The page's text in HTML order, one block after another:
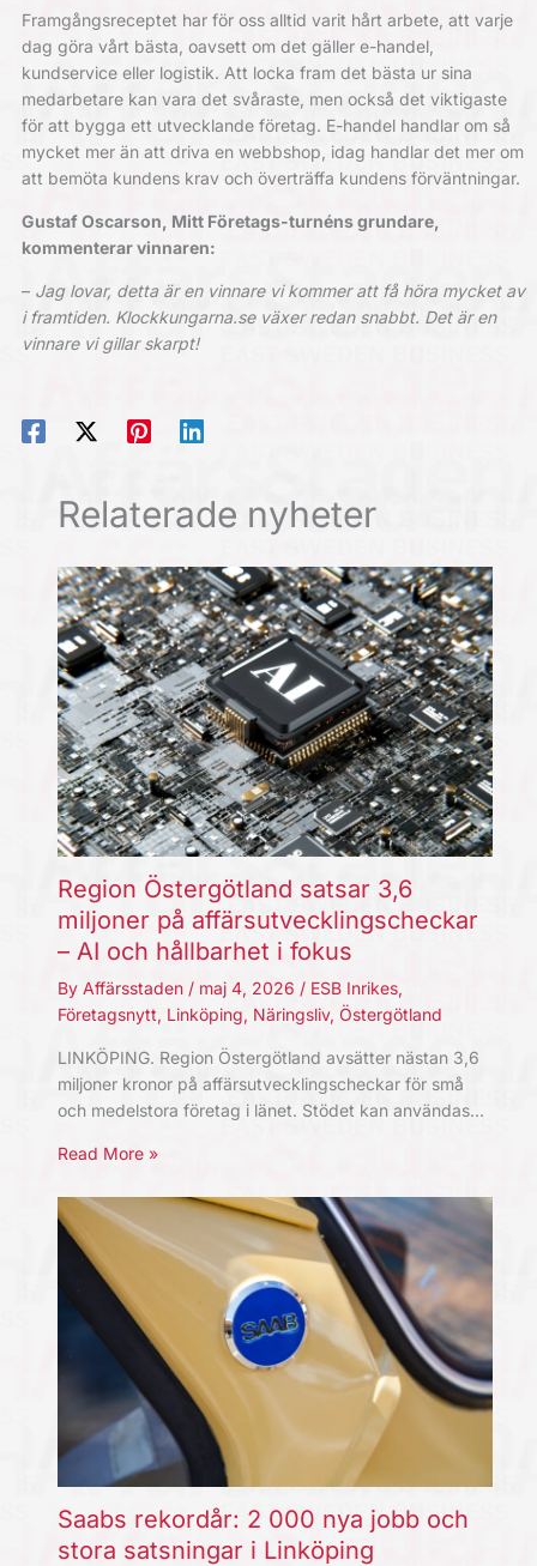
Framgångsreceptet har för oss alltid varit hårt arbete, att varje
dag göra vårt bästa, oavsett om det gäller e-handel,
kundservice eller logistik. Att locka fram det bästa ur sina
medarbetare kan vara det svåraste, men också det viktigaste
för att bygga ett utvecklande företag. E-handel handlar om så
mycket mer än att driva en webbshop, idag handlar det mer om
att bemöta kundens krav och överträffa kundens förväntningar.
Gustaf Oscarson, Mitt Företags-turnéns grundare,
kommenterar vinnaren:
– Jag lovar, detta är en vinnare vi kommer att få höra mycket av
i framtiden. Klockkungarna.se växer redan snabbt. Det är en
vinnare vi gillar skarpt!
Relaterade nyheter
Region Östergötland satsar 3,6
miljoner på affärsutvecklingscheckar
– AI och hållbarhet i fokus
By Affärsstaden / maj 4, 2026 / ESB Inrikes,
Företagsnytt, Linköping, Näringsliv, Östergötland
LINKÖPING. Region Östergötland avsätter nästan 3,6
miljoner kronor på affärsutvecklingscheckar för små
och medelstora företag i länet. Stödet kan användas…
Read More »
Saabs rekordår: 2 000 nya jobb och
stora satsningar i Linköping